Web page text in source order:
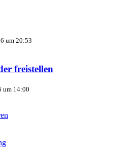
um 20:53
freistellen
um 14:00